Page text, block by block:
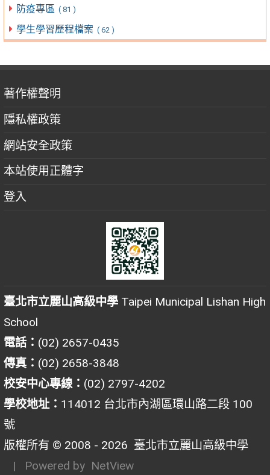
防疫專區 ( 81 )
學生學習歷程檔案 ( 62 )
著作權聲明
隱私權政策
網站安全政策
本站使用正體字
登入
臺北市立麗山高級中學 Taipei Municipal Lishan High
School
電話： (02) 2657-0435
傳真： (02) 2658-3848
校安中心專線： (02) 2797-4202
學校地址： 114012 台北市內湖區環山路二段 100
號
版權所有 © 2008 - 2026 臺北市立麗山高級中學
| Powered by NetView